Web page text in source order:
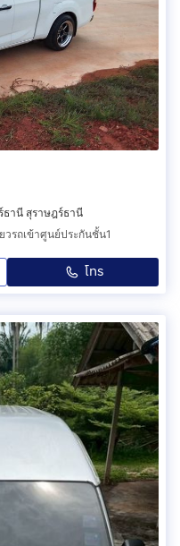
ธานี สุราษฎร์ธานี
รถเข้าศูนย์ประกันชั้น1
โทร